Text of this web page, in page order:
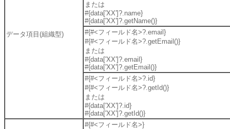
データ項目(組織型)
または
#{data['XX']?.name}
#{data['XX']?.getName()}
#{#<フィールド名>?.email}
#{#<フィールド名>?.getEmail()}
または
#{data['XX']?.email}
#{data['XX']?.getEmail()}
#{#<フィールド名>?.id}
#{#<フィールド名>?.getId()}
または
#{data['XX']?.id}
#{data['XX']?.getId()}
#{#<フィールド名>}